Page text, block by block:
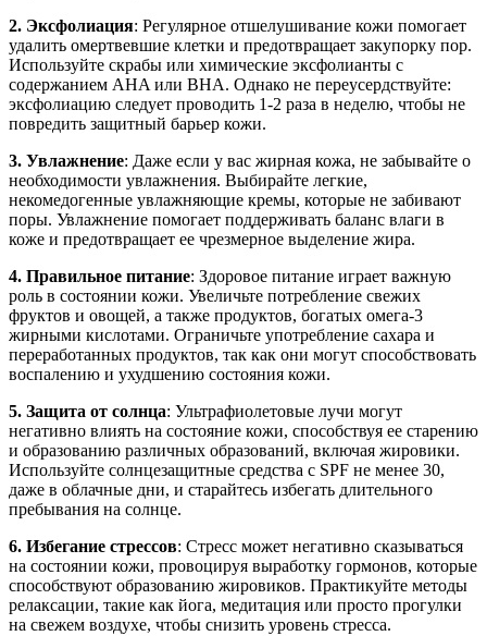
2. Эксфолиация: Регулярное отшелушивание кожи помогает
удалить омертвевшие клетки и предотвращает закупорку пор.
Используйте скрабы или химические эксфолианты с
содержанием AHA или BHA. Однако не переусердствуйте:
эксфолиацию следует проводить 1-2 раза в неделю, чтобы не
повредить защитный барьер кожи.
3. Увлажнение: Даже если у вас жирная кожа, не забывайте о
необходимости увлажнения. Выбирайте легкие,
некомедогенные увлажняющие кремы, которые не забивают
поры. Увлажнение помогает поддерживать баланс влаги в
коже и предотвращает ее чрезмерное выделение жира.
4. Правильное питание: Здоровое питание играет важную
роль в состоянии кожи. Увеличьте потребление свежих
фруктов и овощей, а также продуктов, богатых омега-3
жирными кислотами. Ограничьте употребление сахара и
переработанных продуктов, так как они могут способствовать
воспалению и ухудшению состояния кожи.
5. Защита от солнца: Ультрафиолетовые лучи могут
негативно влиять на состояние кожи, способствуя ее старению
и образованию различных образований, включая жировики.
Используйте солнцезащитные средства с SPF не менее 30,
даже в облачные дни, и старайтесь избегать длительного
пребывания на солнце.
6. Избегание стрессов: Стресс может негативно сказываться
на состоянии кожи, провоцируя выработку гормонов, которые
способствуют образованию жировиков. Практикуйте методы
релаксации, такие как йога, медитация или просто прогулки
на свежем воздухе, чтобы снизить уровень стресса.